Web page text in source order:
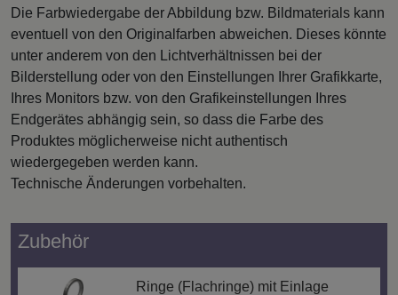
Die Farbwiedergabe der Abbildung bzw. Bildmaterials kann
eventuell von den Originalfarben abweichen. Dieses könnte
unter anderem von den Lichtverhältnissen bei der
Bilderstellung oder von den Einstellungen Ihrer Grafikkarte,
Ihres Monitors bzw. von den Grafikeinstellungen Ihres
Endgerätes abhängig sein, so dass die Farbe des
Produktes möglicherweise nicht authentisch
wiedergegeben werden kann.
Technische Änderungen vorbehalten.
Zubehör
Ringe (Flachringe) mit Einlage